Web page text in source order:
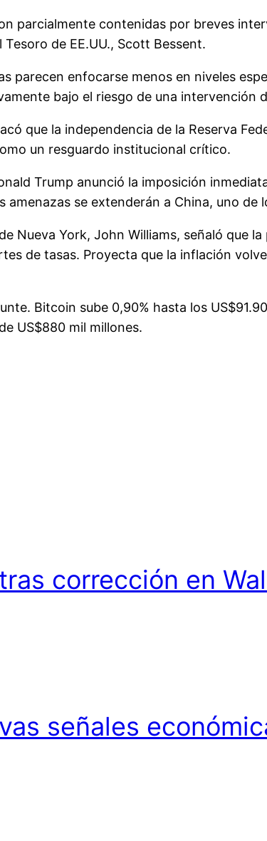
parcialmente contenidas por breves
de EE.UU., Scott Bessent.
parecen enfocarse menos en niveles
bajo el riesgo de una intervención
que la independencia de la Reserva
un resguardo institucional crítico.
Trump anunció la imposición
se extenderán a China, uno de
Nueva York, John Williams, señaló que
de tasas. Proyecta que la inflación
Bitcoin sube 0,90% hasta los
US$880 mil millones.
corrección en
señales